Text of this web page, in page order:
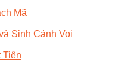
Mã
Sinh Cảnh Voi
Tiên